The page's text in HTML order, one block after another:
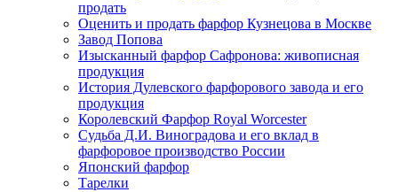
продать
Оценить и продать фарфор Кузнецова в Москве
Завод Попова
Изысканный фарфор Сафронова: живописная
продукция
История Дулевского фарфорового завода и его
продукция
Королевский Фарфор Royal Worcester
Судьба Д.И. Виноградова и его вклад в
фарфоровое производство России
Японский фарфор
Тарелки